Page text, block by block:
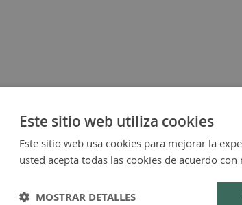
Este sitio web utiliza cookies
Este sitio web usa cookies para mejorar la
usted acepta todas las cookies de acuerdo
MOSTRAR DETALLES